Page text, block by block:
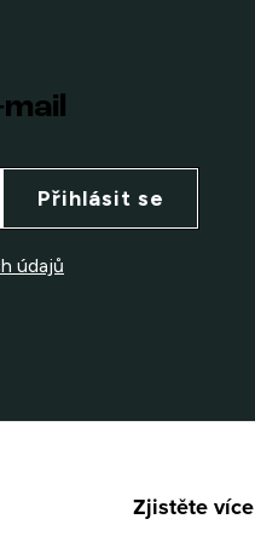
údajů
Přihlásit se
Zjistěte více